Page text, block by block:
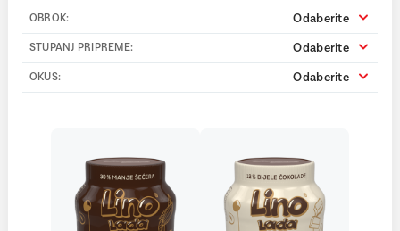
OBROK: Odaberite
STUPANJ PRIPREME: Odaberite
OKUS: Odaberite